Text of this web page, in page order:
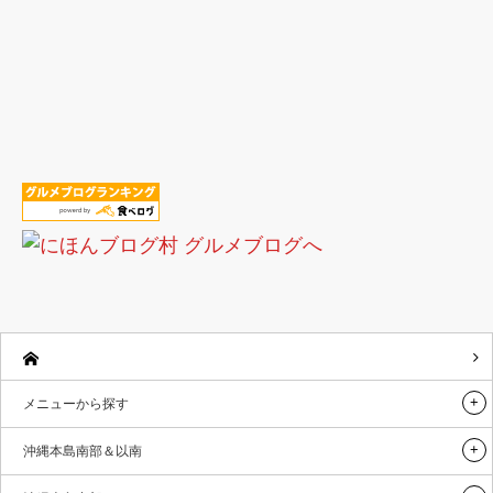
メニューから探す
沖縄本島南部＆以南